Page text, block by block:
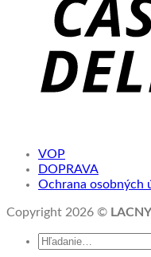
VOP
DOPRAVA
Ochrana osobných
Copyright 2026 ©
Hľadať: